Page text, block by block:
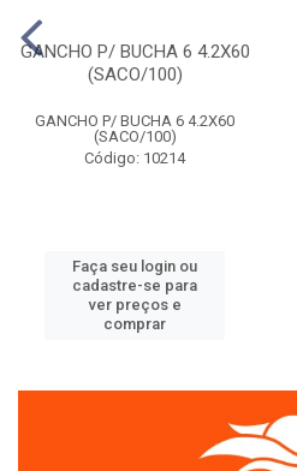
GANCHO P/ BUCHA 6 4.2X60
(SACO/100)
GANCHO P/ BUCHA 6 4.2X60
(SACO/100)
Código: 10214
Faça seu login ou
cadastre-se para
ver preços e
comprar